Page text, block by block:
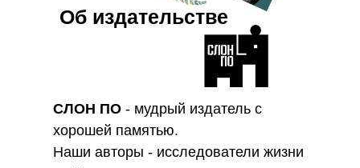
Об издательстве
СЛОН ПО - мудрый издатель с
хорошей памятью.
Наши авторы - исследователи жизни